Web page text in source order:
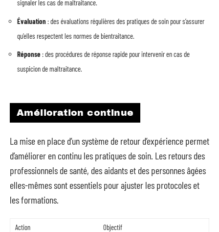
signaler les cas de maltraitance.
Évaluation : des évaluations régulières des pratiques de soin pour s’assurer
qu’elles respectent les normes de bientraitance.
Réponse : des procédures de réponse rapide pour intervenir en cas de
suspicion de maltraitance.
Amélioration continue
La mise en place d’un système de retour d’expérience permet
d’améliorer en continu les pratiques de soin. Les retours des
professionnels de santé, des aidants et des personnes âgées
elles-mêmes sont essentiels pour ajuster les protocoles et
les formations.
Action
Objectif